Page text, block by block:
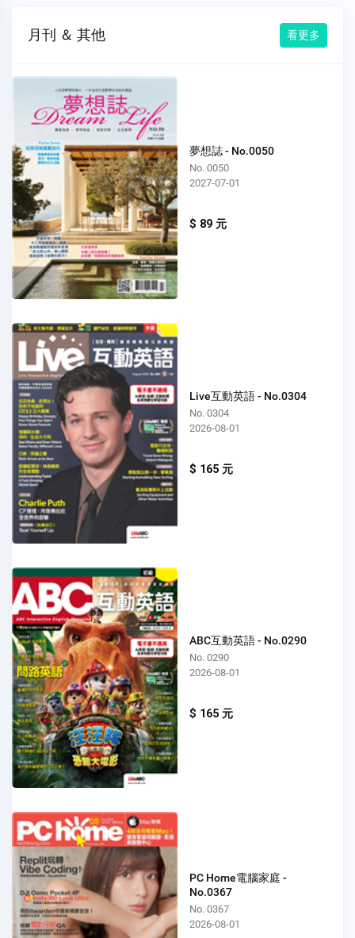
月刊 ＆ 其他 看更多
夢想誌 - No.0050
No. 0050
2027-07-01
$ 89 元
Live互動英語 - No.0304
No. 0304
2026-08-01
$ 165 元
ABC互動英語 - No.0290
No. 0290
2026-08-01
$ 165 元
PC Home電腦家庭 -
No.0367
No. 0367
2026-08-01